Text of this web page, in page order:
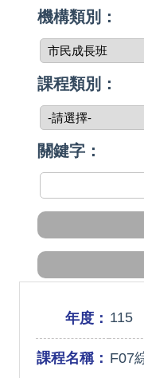
機構類別：
課程類別：
關鍵字：
年度： 115
課程名稱： F07